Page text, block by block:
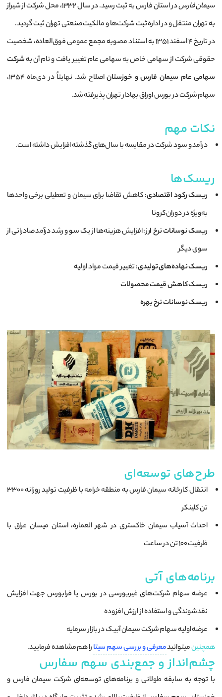
سیمان فارس
در استان فارس به ثبت رسید. در سال ۱۳۳۲، محل شرکت از شیراز
به تهران منتقل و در اداره ثبت شرکت‌ها و مالکیت صنعتی تهران ثبت گردید.
در تاریخ ۴ اسفند ۱۳۵۱ به استناد مصوبه مجمع عمومی فوق‌العاده، شخصیت
حقوقی شرکت از سهامی خاص به سهامی عام تغییر یافت و نام آن بهشرکت
سهامی عام سیمان فارس و خوزستان
اصلاح شد. نهایتاً در دی‌ماه ۱۳۵۴،
سهام شرکت در بورس اوراق بهادار تهران پذیرفته شد.
نکات مهم
درآمد و سود شرکت در مقایسه با سال‌های گذشته افزایش داشته است.
ریسک‌ها
ریسک رکود اقتصادی: کاهش تقاضا برای سیمان و تعطیلی برخی واحدها
به‌ویژه در دوران کرونا
ریسک نوسانات نرخ ارز: افزایش هزینه‌ها از یک سو و رشد درآمد صادراتی از
سوی دیگر
ریسک نهاده‌های تولیدی: تغییر قیمت مواد اولیه
ریسک کاهش قیمت محصولات
ریسک نوسانات نرخ بهره
طرح‌های توسعه‌ای
انتقال کارخانه سیمان فارس به منطقه خرامه با ظرفیت تولید روزانه ۳۳۰۰
تن کلینکر
احداث آسیاب سیمان خاکستری در شهر العماره، استان میسان عراق با
ظرفیت ۱۰۰ تن در ساعت
برنامه‌های آتی
عرضه سهام شرکت‌های غیربورسی در بورس یا فرابورس جهت افزایش
نقدشوندگی و استفاده از ارزش افزوده
عرضه اولیه سهام شرکت سیمان آبیک در بازار سرمایه
همچنینمیتوانیدمعرفی و بررسی سهم سیتارا هم مشاهده فرمایید.
چشم‌انداز و جمع‌بندی سهم سفارس
با توجه به سابقه طولانی و برنامه‌های توسعه‌ای شرکت سیمان فارس و